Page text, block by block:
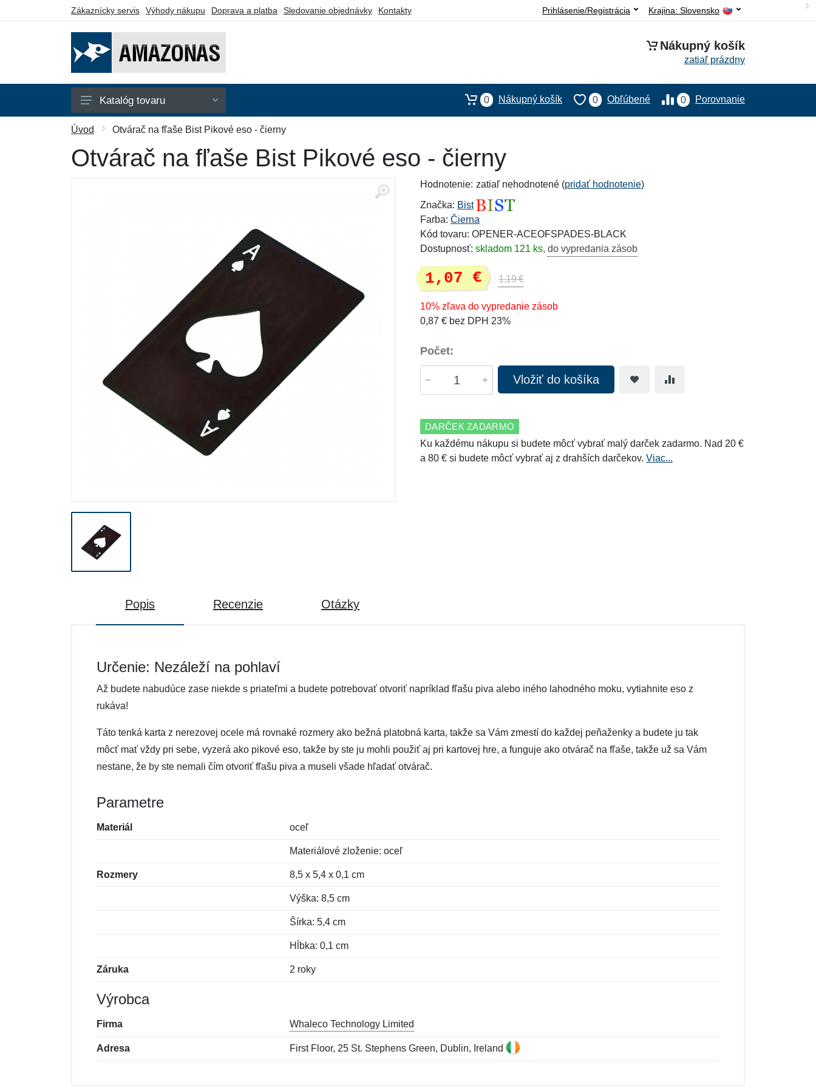
Zákaznícky servis Výhody nákupu Doprava a platba Sledovanie objednávky Kontakty Krajina: Slovensko
Prihlásenie/Registrácia
Nákupný košík
zatiaľ prázdny
Hojdacie siete
Hojdacie kreslá
Katalóg tovaru 0 Porovnanie
0 Obľúbené
0 Nákupný košík
Úvod Otvárač na fľaše Bist Pikové eso - čierny
Otvárač na fľaše Bist Pikové eso - čierny
Hodnotenie: zatiaľ nehodnotené (pridať hodnotenie)
Značka: Bist
Farba: Čierna
Kód tovaru: OPENER-ACEOFSPADES-BLACK
Dostupnosť: skladom 121 ks, do vypredania zásob
1,07 € 1,19 €
10% zľava do vypredanie zásob
0,87 € bez DPH 23%
Počet:
Vložiť do košíka
DARČEK ZADARMO
Ku každému nákupu si budete môcť vybrať malý darček zadarmo. Nad 20 €
a 80 € si budete môcť vybrať aj z drahších darčekov. Viac...
Popis Recenzie Otázky
Určenie: Nezáleží na pohlaví
Až budete nabudúce zase niekde s priateľmi a budete potrebovať otvoriť napríklad fľašu piva alebo iného lahodného moku, vytiahnite eso z
rukáva!
Táto tenká karta z nerezovej ocele má rovnaké rozmery ako bežná platobná karta, takže sa Vám zmestí do každej peňaženky a budete ju tak
môcť mať vždy pri sebe, vyzerá ako pikové eso, takže by ste ju mohli použiť aj pri kartovej hre, a funguje ako otvárač na fľaše, takže už sa Vám
nestane, že by ste nemali čím otvoriť fľašu piva a museli všade hľadať otvárač.
Parametre
Materiál oceľ
Materiálové zloženie: oceľ
Rozmery 8,5 x 5,4 x 0,1 cm
Výška: 8,5 cm
Šírka: 5,4 cm
Hĺbka: 0,1 cm
Záruka 2 roky
Výrobca
Firma Whaleco Technology Limited
Adresa First Floor, 25 St. Stephens Green, Dublin, Ireland